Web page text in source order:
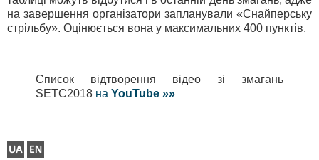
на завершення організатори запланували «Снайперську
стрільбу». Оцінюється вона у максимальних 400 пунктів.
Список відтворення відео зі змагань
SETC2018 на YouTube »»